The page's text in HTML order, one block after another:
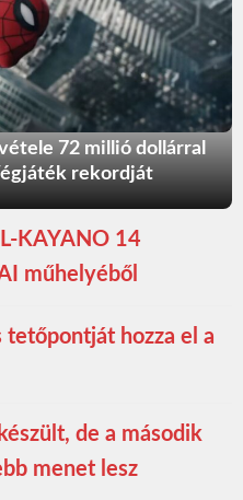
72 millió dollárral
rekordját
KAYANO 14
műhelyéből
tetőpontját hozza el a
de a második
menet lesz